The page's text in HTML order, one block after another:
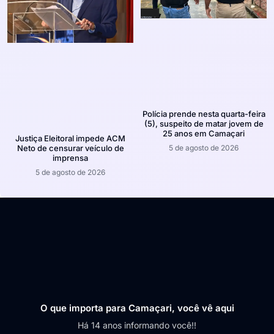
Justiça Eleitoral impede ACM
Neto de censurar veículo de
imprensa
5 de agosto de 2026
Polícia prende nesta quarta-feira
(5), suspeito de matar jovem de
25 anos em Camaçari
5 de agosto de 2026
O que importa para Camaçari, você vê aqui
Há 14 anos informando você!!